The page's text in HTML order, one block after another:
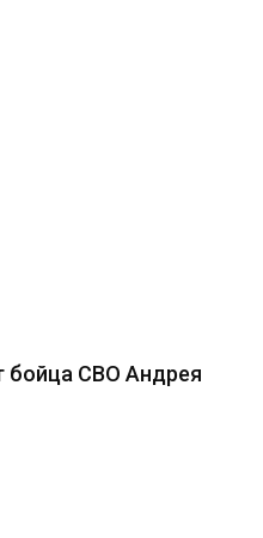
бойца СВО Андрея